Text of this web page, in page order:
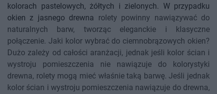
kolorach pastelowych, żółtych i zielonych. W przypadku
okien z jasnego drewna rolety powinny nawiązywać do
naturalnych barw, tworząc eleganckie i klasyczne
połączenie. Jaki kolor wybrać do ciemnobrązowych okien?
Dużo zależy od całości aranżacji, jednak jeśli kolor ścian i
wystroju pomieszczenia nie nawiązuje do kolorystyki
drewna, rolety mogą mieć właśnie taką barwę. Jeśli jednak
kolor ścian i wystroju pomieszczenia nawiązuje do drewna,